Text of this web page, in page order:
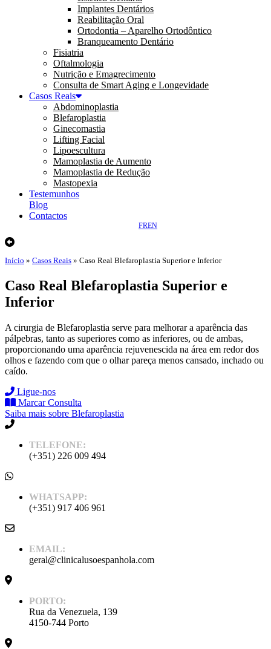
Implantes Dentários
Reabilitação Oral
Ortodontia – Aparelho Ortodôntico
Branqueamento Dentário
Fisiatria
Oftalmologia
Nutrição e Emagrecimento
Consulta de Smart Aging e Longevidade
Casos Reais
Abdominoplastia
Blefaroplastia
Ginecomastia
Lifting Facial
Lipoescultura
Mamoplastia de Aumento
Mamoplastia de Redução
Mastopexia
Testemunhos
Blog
Contactos
EN
FR
Início » Casos Reais » Caso Real Blefaroplastia Superior e Inferior
Caso Real Blefaroplastia Superior e
Inferior
A cirurgia de Blefaroplastia serve para melhorar a aparência das
pálpebras, tanto as superiores como as inferiores, ou de ambas,
proporcionando uma aparência rejuvenescida na área em redor dos
olhos e fazendo com que o olhar pareça menos cansado, inchado ou
caído.
Ligue-nos
Marcar Consulta
Saiba mais sobre Blefaroplastia
TELEFONE:
(+351) 226 009 494
WHATSAPP:
(+351) 917 406 961
EMAIL:
geral@clinicalusoespanhola.com
PORTO:
Rua da Venezuela, 139
4150-744 Porto